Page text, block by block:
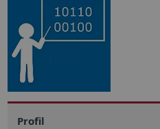
Profil